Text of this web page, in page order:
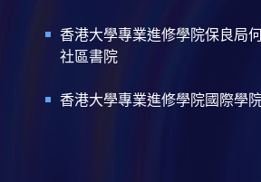
香港大學專業進修學院保良局
社區書院
香港大學專業進修學院國際學